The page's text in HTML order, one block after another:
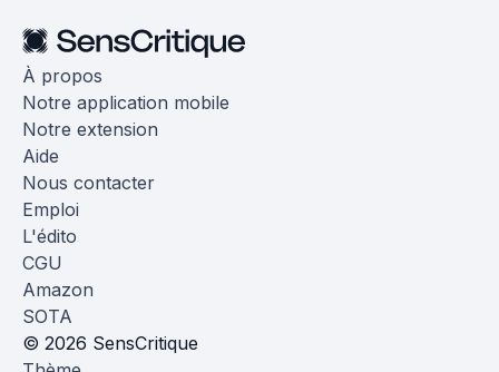
À propos
Notre application mobile
Notre extension
Aide
Nous contacter
Emploi
L'édito
CGU
Amazon
SOTA
© 2026 SensCritique